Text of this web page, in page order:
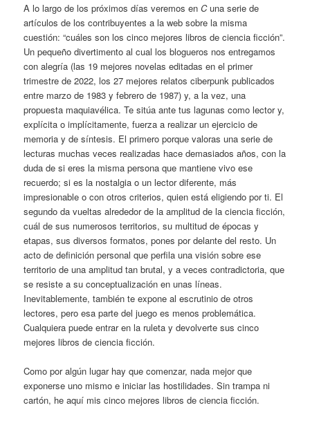
A lo largo de los próximos días veremos enCuna serie de
artículos de los contribuyentes a la web sobre la misma
cuestión: “cuáles son los cinco mejores libros de ciencia ficción”.
Un pequeño divertimento al cual los blogueros nos entregamos
con alegría (las 19 mejores novelas editadas en el primer
trimestre de 2022, los 27 mejores relatos ciberpunk publicados
entre marzo de 1983 y febrero de 1987) y, a la vez, una
propuesta maquiavélica. Te sitúa ante tus lagunas como lector y,
explícita o implícitamente, fuerza a realizar un ejercicio de
memoria y de síntesis. El primero porque valoras una serie de
lecturas muchas veces realizadas hace demasiados años, con la
duda de si eres la misma persona que mantiene vivo ese
recuerdo; si es la nostalgia o un lector diferente, más
impresionable o con otros criterios, quien está eligiendo por ti. El
segundo da vueltas alrededor de la amplitud de la ciencia ficción,
cuál de sus numerosos territorios, su multitud de épocas y
etapas, sus diversos formatos, pones por delante del resto. Un
acto de definición personal que perfila una visión sobre ese
territorio de una amplitud tan brutal, y a veces contradictoria, que
se resiste a su conceptualización en unas líneas.
Inevitablemente, también te expone al escrutinio de otros
lectores, pero esa parte del juego es menos problemática.
Cualquiera puede entrar en la ruleta y devolverte sus cinco
mejores libros de ciencia ficción.
Como por algún lugar hay que comenzar, nada mejor que
exponerse uno mismo e iniciar las hostilidades. Sin trampa ni
cartón, he aquí mis cinco mejores libros de ciencia ficción.